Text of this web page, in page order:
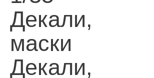
Декали,
маски
Декали,